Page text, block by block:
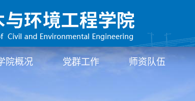
院概况 党群工作 师资队伍